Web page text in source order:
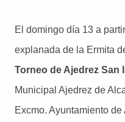
El domingo día 13 a
explanada de la Ermita
Torneo de Ajedrez San
Municipal Ajedrez de
Excmo. Ayuntamiento